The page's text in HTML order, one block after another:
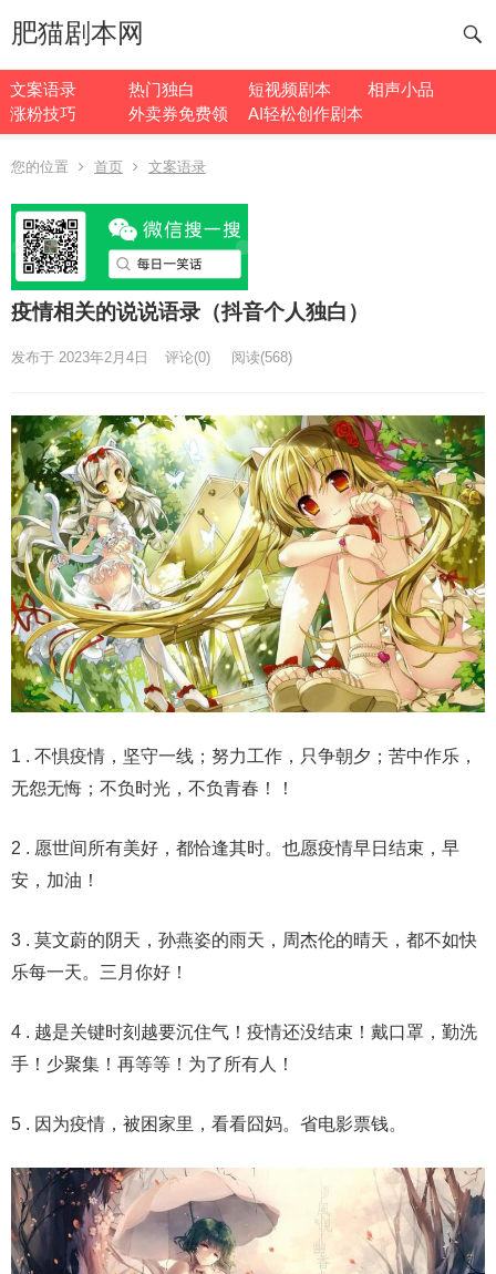
肥猫剧本网
文案语录 热门独白 短视频剧本
相声小品
涨粉技巧
外卖券免费领 AI轻松创作剧本
您的位置 首页 文案语录
疫情相关的说说语录（抖音个人独白）
发布于 2023年2月4日 评论(0) 阅读(568)
1 . 不惧疫情，坚守一线；努力工作，只争朝夕；苦中作乐，
无怨无悔；不负时光，不负青春！！
2 . 愿世间所有美好，都恰逢其时。也愿疫情早日结束，早
安，加油！
3 . 莫文蔚的阴天，孙燕姿的雨天，周杰伦的晴天，都不如快
乐每一天。三月你好！
4 . 越是关键时刻越要沉住气！疫情还没结束！戴口罩，勤洗
手！少聚集！再等等！为了所有人！
5 . 因为疫情，被困家里，看看囧妈。省电影票钱。